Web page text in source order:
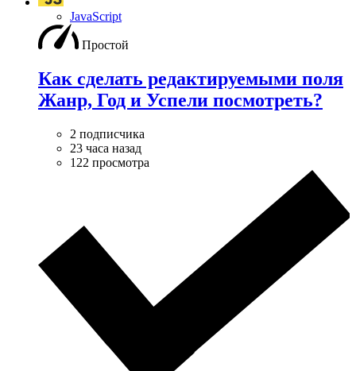
JavaScript
Простой
Как сделать редактируемыми поля
Жанр, Год и Успели посмотреть?
2 подписчика
23 часа назад
122 просмотра